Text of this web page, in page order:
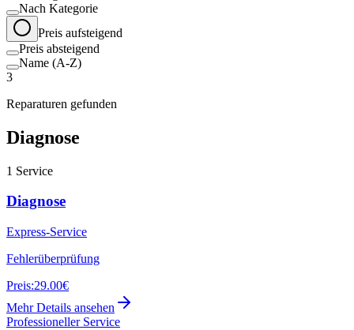
Nach Kategorie
Preis aufsteigend
Preis absteigend
Name (A-Z)
3
Reparaturen gefunden
Diagnose
1 Service
Diagnose
Express-Service
Fehlerüberprüfung
Preis:29.00€
Mehr Details ansehen
Professioneller Service